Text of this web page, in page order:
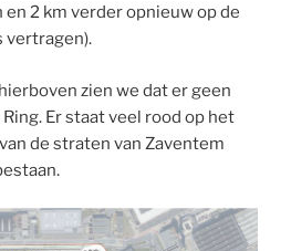
2 km verder opnieuw op de
vertragen).
zien we dat er geen
Er staat veel rood op het
de straten van Zaventem